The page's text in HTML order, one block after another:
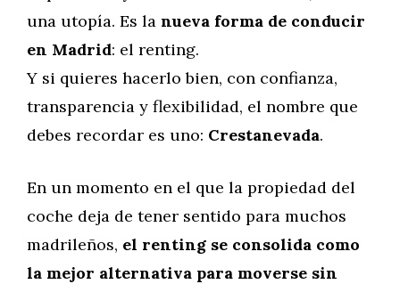
una utopía. Es la nueva forma de conducir
en Madrid: el renting.
Y si quieres hacerlo bien, con confianza,
transparencia y flexibilidad, el nombre que
debes recordar es uno: Crestanevada.
En un momento en el que la propiedad del
coche deja de tener sentido para muchos
madrileños, el renting se consolida como
la mejor alternativa para moverse sin